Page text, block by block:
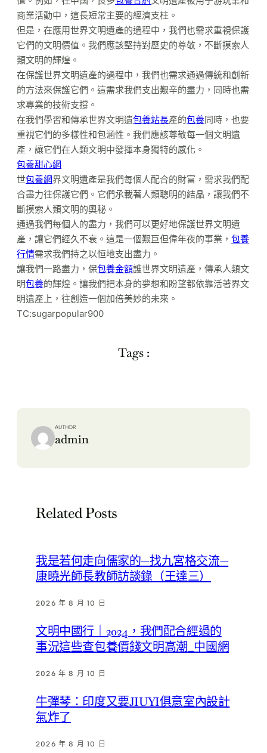
商業活動中，這長短常主要的經濟支柱。
但是，在應用世界文明遺產的過程中，我們也需求重視保護
它們的文明價值。我們應該堅持對歷史的尊敬，不斷摸索人
類文明的輝煌。
在保護世界文明遺產的過程中，我們也需求通過傳統和創新
的方法來保護它們。這需求我們支出艱辛的盡力，同時也需
求專業的技術支撐。
在我們學習和傳承世界文明遺包養站長產的包養同時，也要
重視它們的多樣性和包涵性。我們應該尊敬每一個文明遺
產，讓它們在人類文明中發揮本身獨特的感化。
包養甜心網
世包養網界文明遺產是我們每個人配合的財富，需求我們配
合盡力往保護它們。它們承載著人類聰明的結晶，讓我們不
斷摸索人類文明的奧秘。
通過我們每個人的盡力，我們可以更好地保護世界文明遺
產，讓它們經久不衰。這是一個艱巨但偉年夜的事業， 包養
行情需求我們持之以恒地支出盡力。
讓我們一路盡力，保包養金額護世界文明遺產，傳承人類文
明包養的輝煌。讓我們把本身的夢想和盼望都依靠活著界文
明遺產上，往創造一個加倍美妙的未來。
TC:sugarpopular900
Tags :
AUTHOR
admin
Related Posts
我是若何走向儒家的—找九宮格交流—
康曉光師長教師訪談錄（王達三）
2026 年 8 月 10 日
文明中國行｜2024，我們配合經過的
事況這些查包養價錢文明高潮_中國網
2026 年 8 月 10 日
牛彈琴：印度又要JIUYI俱意室內設計
氣炸了
2026 年 8 月 10 日